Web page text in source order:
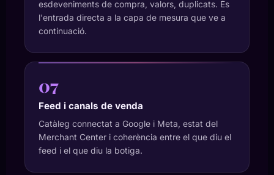
esdeveniments de compra, valors, duplicats. És
l'entrada directa a la capa de mesura que ve a
continuació.
07
Feed i canals de venda
Catàleg connectat a Google i Meta, estat del
Merchant Center i coherència entre el que diu el
feed i el que diu la botiga.